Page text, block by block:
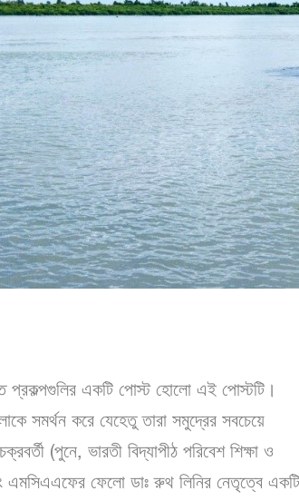
প্রকল্পগুলির একটি পোস্ট হোলো এই পোস্টটি।
সমর্থন করে যেহেতু তারা সমুদ্রের সবচেয়ে
(পুনে, ভারতী বিদ্যাপীঠ পরিবেশ শিক্ষা ও
এমসিএএফের ফেলো ডাঃ রুথ লিনির নেতৃত্বে একটি